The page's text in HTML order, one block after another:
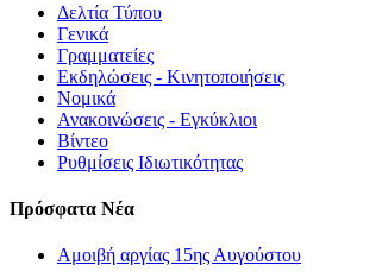
Δελτία Τύπου
Γενικά
Γραμματείες
Εκδηλώσεις - Κινητοποιήσεις
Νομικά
Ανακοινώσεις - Εγκύκλιοι
Βίντεο
Ρυθμίσεις Ιδιωτικότητας
Πρόσφατα Νέα
Αμοιβή αργίας 15ης Αυγούστου